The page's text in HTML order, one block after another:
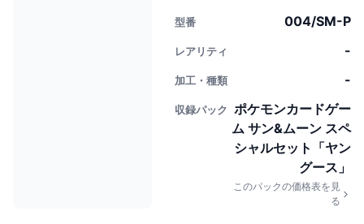
型番 004/SM-P
レアリティ -
加工・種類 -
収録パック
ポケモンカードゲー
ム サン&ムーン スペ
シャルセット「ヤン
グース」
このパックの価格表を見
る